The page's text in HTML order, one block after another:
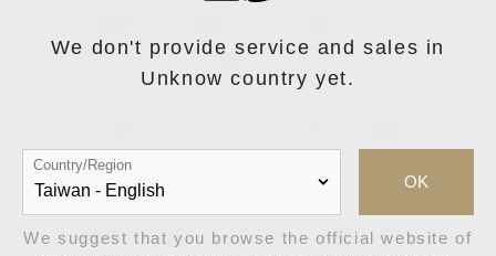
5. 方形掛耳包手法-建議沖煮市售8g-10g方形掛
8g咖啡豆。
＊咖啡機手法選單預設的手法，建議使用在自行
We don't provide service and sales in
Unknow country yet.
Country/Region
OK
We suggest that you browse the official website of